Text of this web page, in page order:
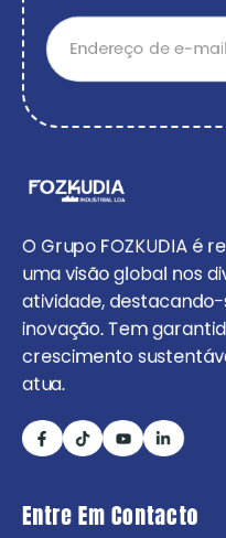
O Grupo FOZKUDIA é
uma visão global nos
atividade,
inovação. Tem
crescimento
atua.
Entre Em Contacto